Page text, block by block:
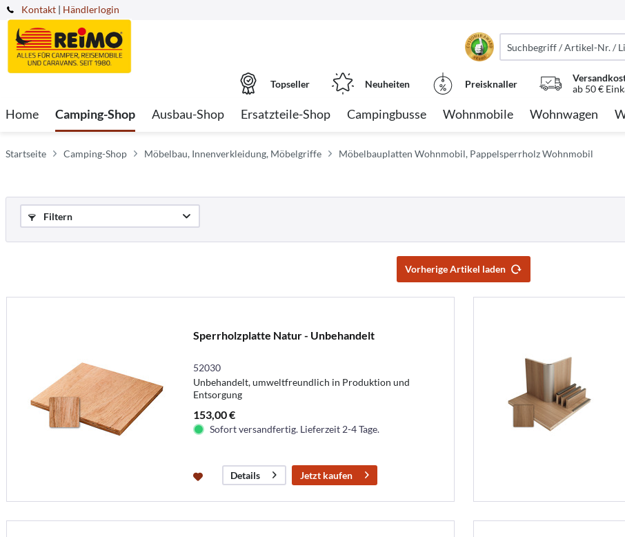
Kontakt | Händlerlogin
Topseller Neuheiten Preisknaller
ab 50 €
Home Camping-Shop Ausbau-Shop Ersatzteile-Shop Campingbusse Wohnmobile Wohnwagen
Startseite Camping-Shop Möbelbau, Innenverkleidung, Möbelgriffe Möbelbauplatten Wohnmobil, Pappelsperrholz Wohnmobil
Filtern
Vorherige Artikel laden
Sperrholzplatte Natur - Unbehandelt
52030
Unbehandelt, umweltfreundlich in Produktion und
Entsorgung
153,00 €
Sofort versandfertig. Lieferzeit 2-4 Tage.
Details Jetzt kaufen